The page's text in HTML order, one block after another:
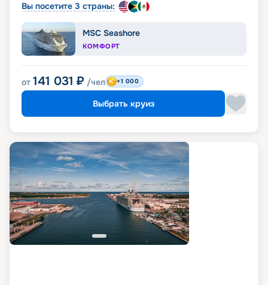
Вы посетите 3 страны:
MSC Seashore
КОМФОРТ
от 141 031 ₽ /чел +1 000
Выбрать круиз